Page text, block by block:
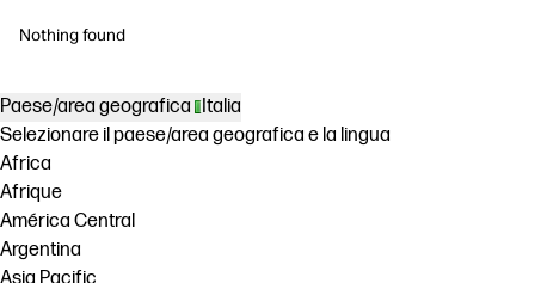
Nothing found
Paese/area geografica Italia
Selezionare il paese/area geografica e la lingua
Africa
Afrique
América Central
Argentina